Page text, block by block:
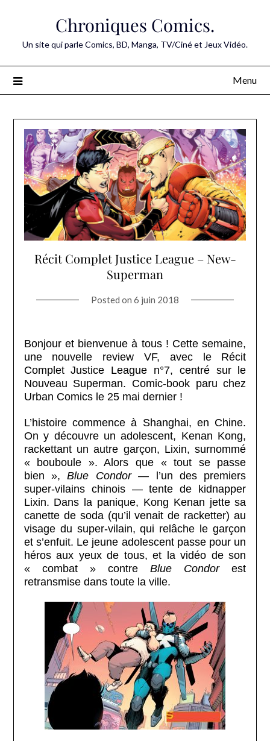
Chroniques Comics.
Un site qui parle Comics, BD, Manga, TV/Ciné et Jeux Vidéo.
Menu
Récit Complet Justice League – New-
Superman
Posted on 6 juin 2018
Bonjour et bienvenue à tous ! Cette semaine,
une nouvelle review VF, avec le Récit
Complet Justice League n°7, centré sur le
Nouveau Superman. Comic-book paru chez
Urban Comics le 25 mai dernier !
L’histoire commence à Shanghai, en Chine.
On y découvre un adolescent, Kenan Kong,
rackettant un autre garçon, Lixin, surnommé
« bouboule ». Alors que « tout se passe
bien »,Blue Condor — l’un des premiers
super-vilains chinois — tente de kidnapper
Lixin. Dans la panique, Kong Kenan jette sa
canette de soda (qu’il venait de racketter) au
visage du super-vilain, qui relâche le garçon
et s’enfuit. Le jeune adolescent passe pour un
héros aux yeux de tous, et la vidéo de son
« combat » contreBlue Condorest
retransmise dans toute la ville.